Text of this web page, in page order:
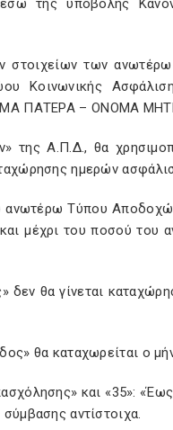
της υποβολής
στοιχείων των
Κοινωνικής
ΠΑΤΕΡΑ – ΟΝΟΜΑ
της Α.Π.Δ., θα
ημερών
Τύπου
μέχρι του ποσού του
δεν θα γίνεται
θα καταχωρείται ο
και «35»:
αντίστοιχα.